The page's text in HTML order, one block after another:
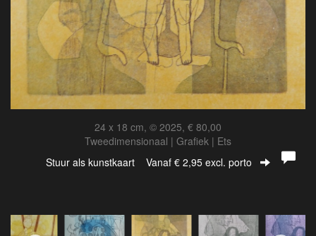
24 x 18 cm, © 2025, € 80,00
Tweedimensionaal | Grafiek | Ets
Stuur als kunstkaart Vanaf € 2,95 excl. porto